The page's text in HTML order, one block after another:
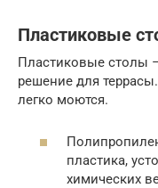
Пластиковые
Пластиковые столы
решение для
легко моются.
пластика,
химических